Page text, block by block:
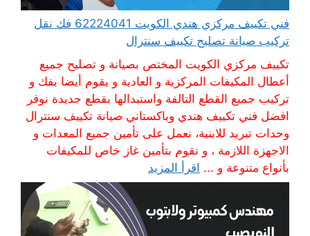
فني تكييف مركزي هندي الكويت 62224041 فك نقل
تركيب صيانة تصليح تكييف سنترال
تكييف مركزي الكويت المختص بصيانة و تصليح جميع
أعطال المكيفات المركزية و العادية و يقوم أيضا بفك و
تركيب جميع القطع التالفة واستبدالها بقطع جديدة نوفر
افضل فني تكييف هندي وباكستاني صيانة تكييف سنترال
وحدات تبريد للابنية، نعمل على تأمين جميع المعدات و
الاجهزة اللازمة ، و نقوم بتأمين غاز خاص للمكيفات
بأنواع متنوعة و ... اقرأ المزيد